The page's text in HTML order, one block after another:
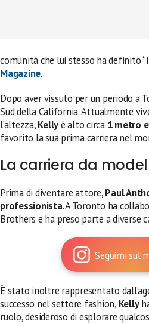
comunità che lui stesso ha definito
Magazine.
Dopo aver vissuto per un periodo a
Sud della California. Attualmente
l’altezza,Kellyè alto circa 1 metro
favorito la sua prima carriera nel
La carriera da
Prima di diventare attore,Paul
professionista. A Toronto ha
Brothers e ha preso parte a diverse
Seguimi sul
È stato inoltre rappresentato
successo nel settore fashion, Kelly
ruolo, desideroso di esplorare